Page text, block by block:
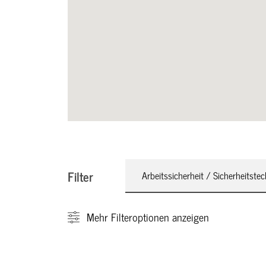
Filter Arbeitssicherheit /
Mehr Filteroptionen anzeigen